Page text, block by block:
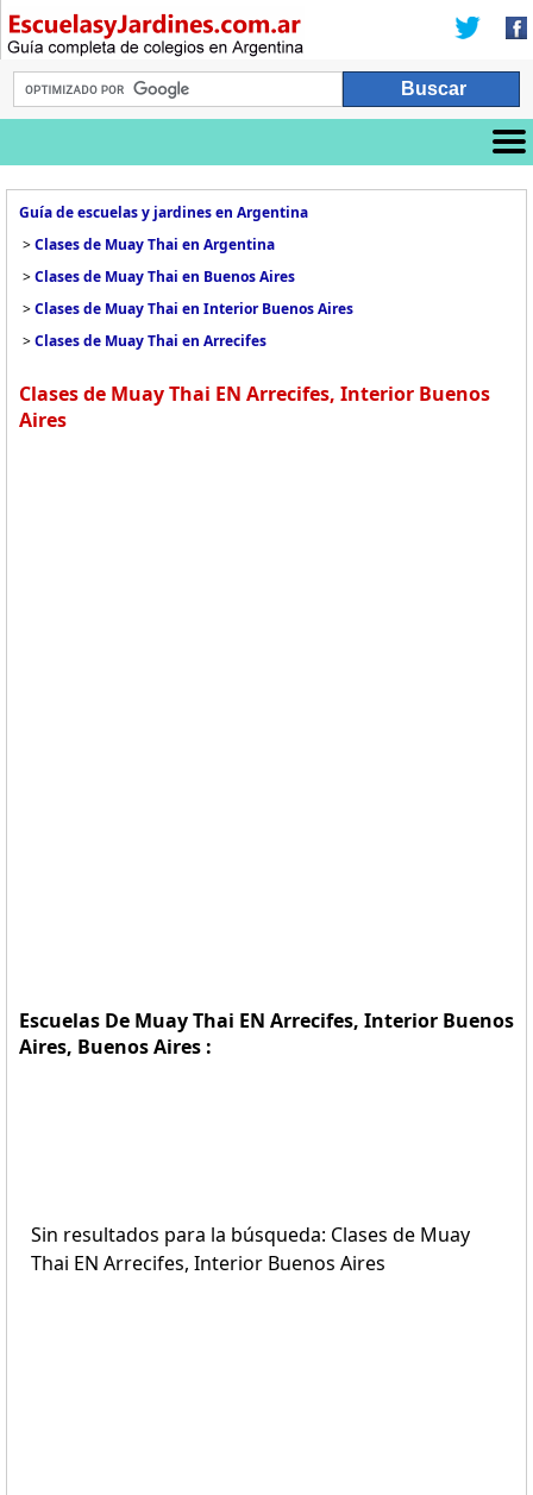
Guía de escuelas y jardines en Argentina
>Clases de Muay Thai en Argentina
>Clases de Muay Thai en Buenos Aires
>Clases de Muay Thai en Interior Buenos Aires
>Clases de Muay Thai en Arrecifes
Clases de Muay Thai EN Arrecifes, Interior Buenos
Aires
Escuelas De Muay Thai EN Arrecifes, Interior Buenos
Aires, Buenos Aires :
Sin resultados para la búsqueda: Clases de Muay
Thai EN Arrecifes, Interior Buenos Aires